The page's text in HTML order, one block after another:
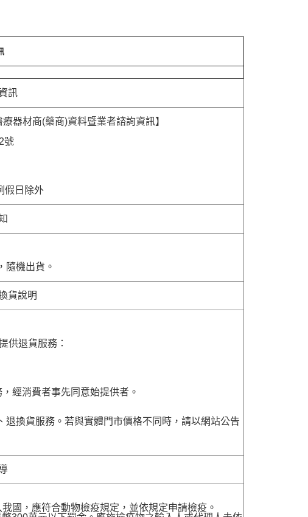
訊
療器材商(藥商)資料暨業者諮詢資訊】
號
假日除外
機出貨。
貨說明
供退貨服務：
經消費者事先同意始提供者。
換貨服務。若與實體門市價格不同時，請以網站公告
國，應符合動物檢疫規定，並依規定申請檢疫。